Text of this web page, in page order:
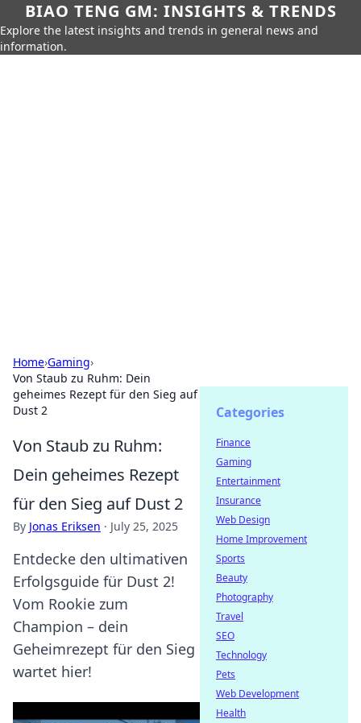
BIAO TENG GM: INSIGHTS & TRENDS
Explore the latest insights and trends in general news and
information.
Home›Gaming›
Von Staub zu Ruhm: Dein
geheimes Rezept für den Sieg auf
Dust 2
Von Staub zu Ruhm:
Dein geheimes Rezept
für den Sieg auf Dust 2
By Jonas Eriksen · July 25, 2025
Entdecke den ultimativen
Erfolgsguide für Dust 2!
Vom Rookie zum
Champion – dein
Geheimrezept für den Sieg
wartet hier!
Categories
Finance
Gaming
Entertainment
Insurance
Web Design
Home Improvement
Sports
Beauty
Photography
Travel
SEO
Technology
Pets
Web Development
Health